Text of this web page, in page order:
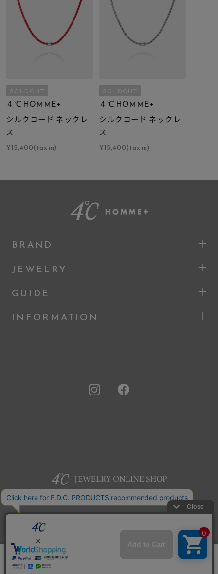
SOLDOUT
４℃ HOMME+
シルクコード ネックレ
ス
¥15,400(tax in)
SOLDOUT
４℃ HOMME+
シルクコード ネックレ
ス
¥15,400(tax in)
BRAND
JEWELRY
GUIDE
INFORMATION
このサイトではサービス向上のためクッキー
を利用しています。